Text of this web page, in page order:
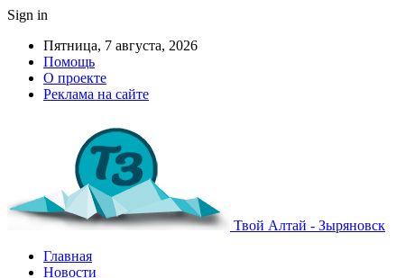
Sign in
Пятница, 7 августа, 2026
Помощь
О проекте
Реклама на сайте
Твой Алтай - Зыряновск
Главная
Новости